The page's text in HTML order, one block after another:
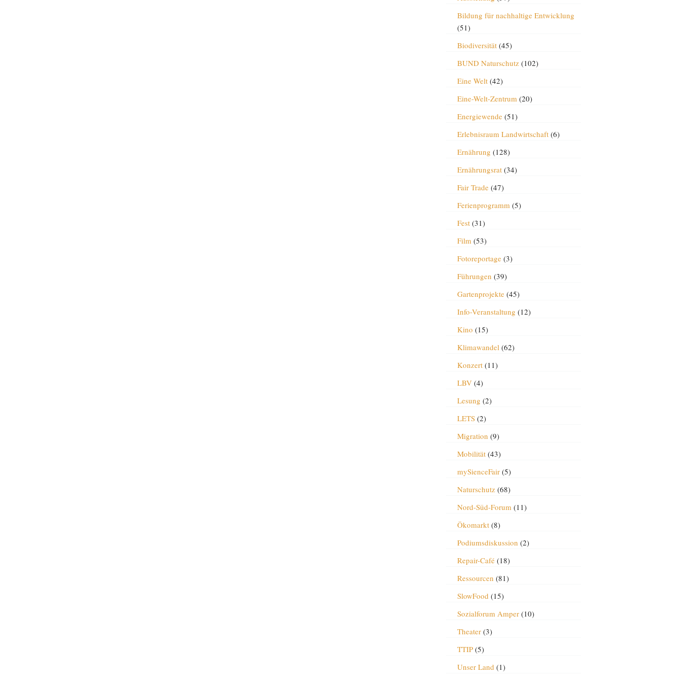
Bildung für nachhaltige Entwicklung
(51)
Biodiversität(45)
BUND Naturschutz(102)
Eine Welt(42)
Eine-Welt-Zentrum(20)
Energiewende(51)
Erlebnisraum Landwirtschaft(6)
Ernährung (128)
Ernährungsrat(34)
Fair Trade(47)
Ferienprogramm(5)
Fest(31)
Film(53)
Fotoreportage(3)
Führungen (39)
Gartenprojekte(45)
Info-Veranstaltung (12)
Kino (15)
Klimawandel(62)
Konzert(11)
LBV(4)
Lesung (2)
LETS(2)
Migration (9)
Mobilität(43)
mySienceFair(5)
Naturschutz(68)
Nord-Süd-Forum(11)
Ökomarkt(8)
Podiumsdiskussion (2)
Repair-Café(18)
Ressourcen (81)
SlowFood (15)
Sozialforum Amper(10)
Theater(3)
TTIP(5)
Unser Land (1)